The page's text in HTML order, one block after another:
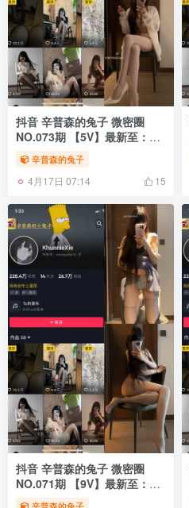
抖音 辛普森的兔子 微密圈
NO.073期 【5V】最新至：
2025.2.26
辛普森的兔子
4月17日 07:14 15
抖音 辛普森的兔子 微密圈
NO.071期 【9V】最新至：
2025.2.13